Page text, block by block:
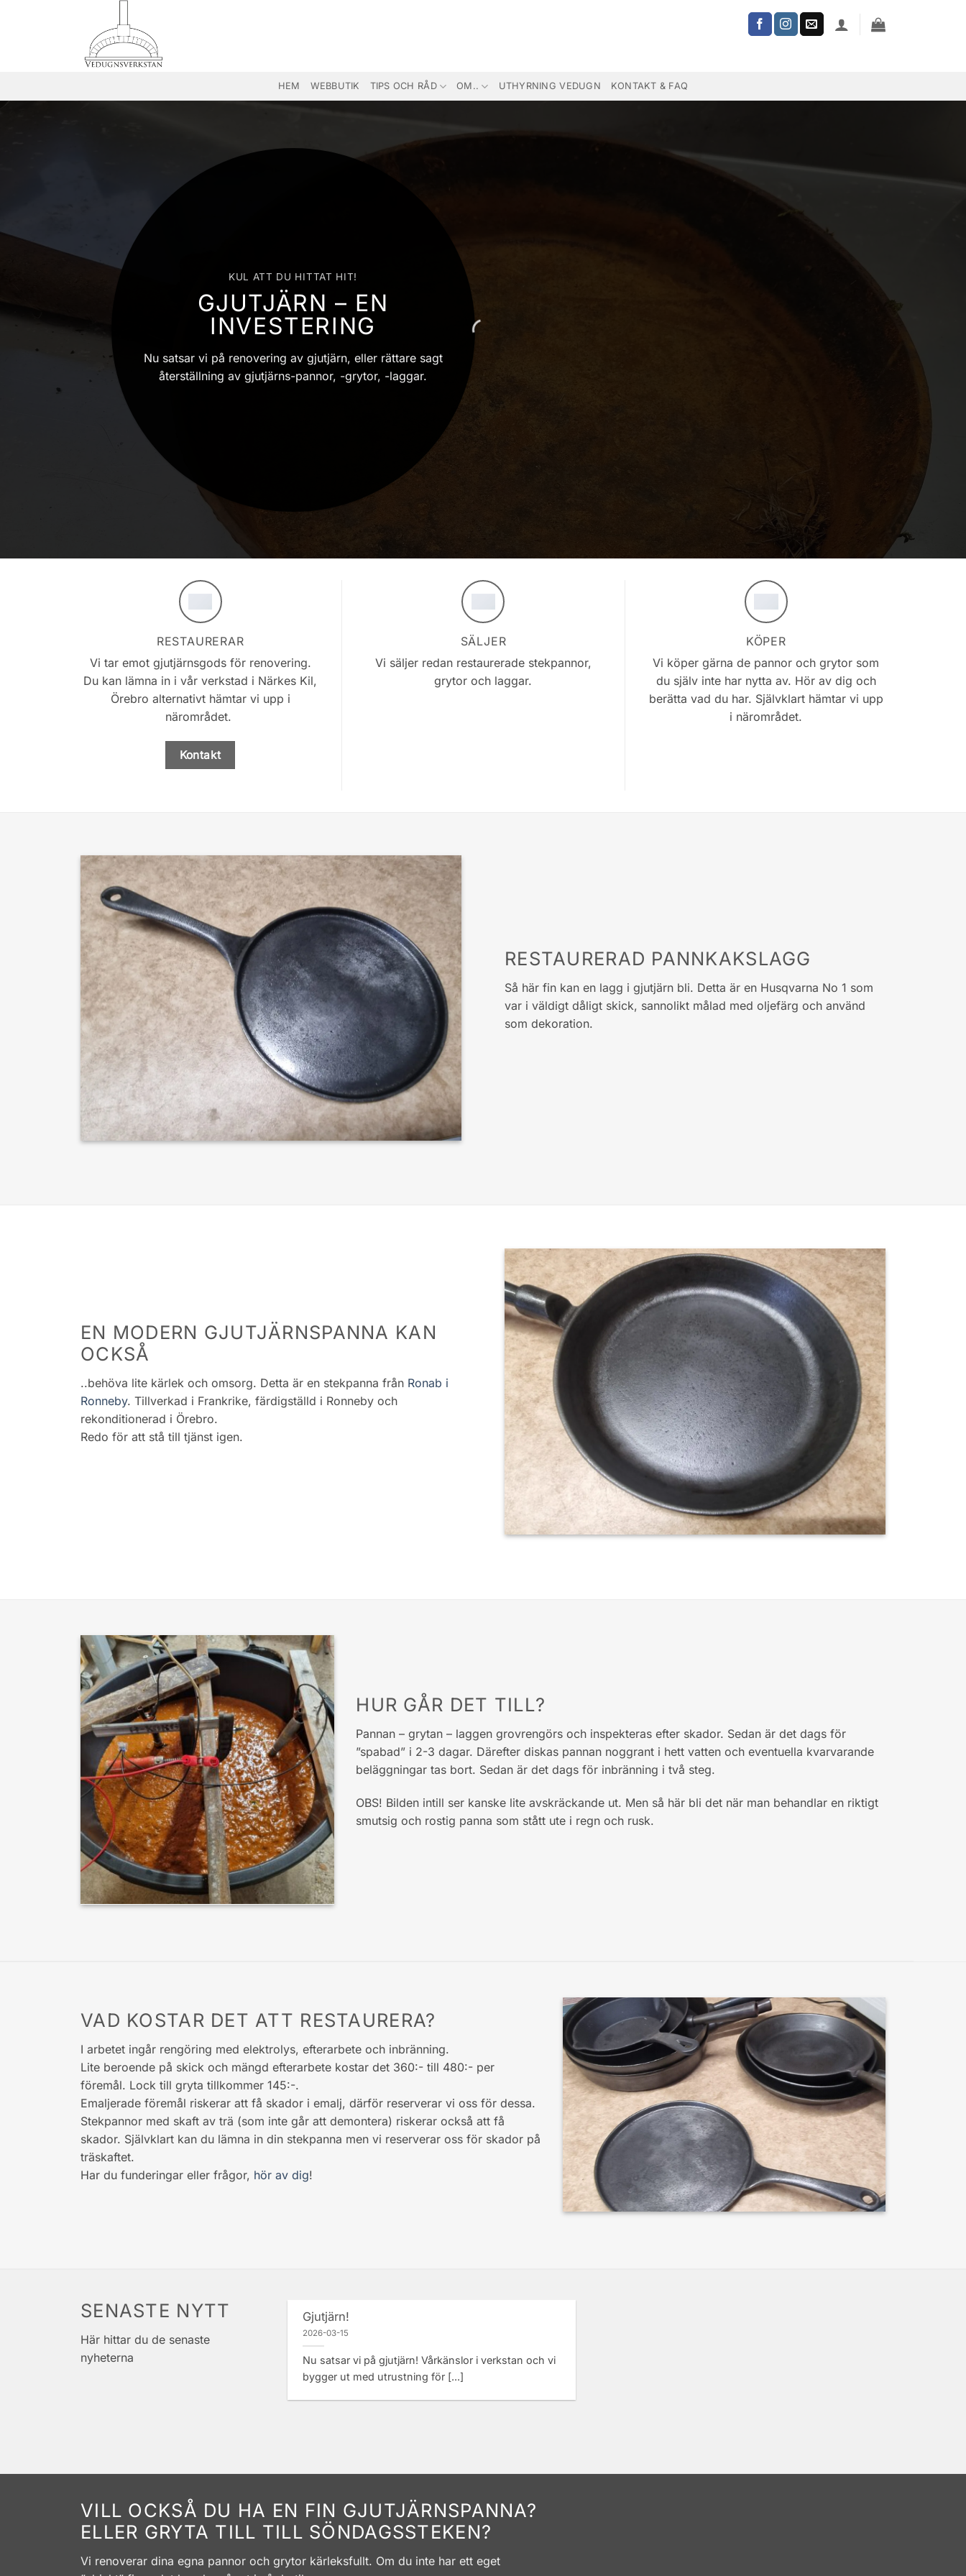
HEM WEBBUTIK TIPS OCH RÅD OM.. UTHYRNING VEDUGN KONTAKT & FAQ
KUL ATT DU HITTAT HIT!
GJUTJÄRN – EN
INVESTERING
Nu satsar vi på renovering av gjutjärn, eller rättare sagt
återställning av gjutjärns-pannor, -grytor, -laggar.
RESTAURERAR
Vi tar emot gjutjärnsgods för renovering.
Du kan lämna in i vår verkstad i Närkes Kil,
Örebro alternativt hämtar vi upp i
närområdet.
Kontakt
SÄLJER
Vi säljer redan restaurerade stekpannor,
grytor och laggar.
KÖPER
Vi köper gärna de pannor och grytor som
du själv inte har nytta av. Hör av dig och
berätta vad du har. Självklart hämtar vi upp
i närområdet.
RESTAURERAD PANNKAKSLAGG
Så här fin kan en lagg i gjutjärn bli. Detta är en Husqvarna No 1 som
var i väldigt dåligt skick, sannolikt målad med oljefärg och använd
som dekoration.
EN MODERN GJUTJÄRNSPANNA KAN
OCKSÅ
..behöva lite kärlek och omsorg. Detta är en stekpanna från Ronab i
Ronneby. Tillverkad i Frankrike, färdigställd i Ronneby och
rekonditionerad i Örebro.
Redo för att stå till tjänst igen.
HUR GÅR DET TILL?
Pannan – grytan – laggen grovrengörs och inspekteras efter skador. Sedan är det dags för
”spabad” i 2-3 dagar. Därefter diskas pannan noggrant i hett vatten och eventuella kvarvarande
beläggningar tas bort. Sedan är det dags för inbränning i två steg.
OBS! Bilden intill ser kanske lite avskräckande ut. Men så här bli det när man behandlar en riktigt
smutsig och rostig panna som stått ute i regn och rusk.
VAD KOSTAR DET ATT RESTAURERA?
I arbetet ingår rengöring med elektrolys, efterarbete och inbränning.
Lite beroende på skick och mängd efterarbete kostar det 360:- till 480:- per
föremål. Lock till gryta tillkommer 145:-.
Emaljerade föremål riskerar att få skador i emalj, därför reserverar vi oss för dessa.
Stekpannor med skaft av trä (som inte går att demontera) riskerar också att få
skador. Självklart kan du lämna in din stekpanna men vi reserverar oss för skador på
träskaftet.
Har du funderingar eller frågor, hör av dig!
SENASTE NYTT
Här hittar du de senaste
nyheterna
Gjutjärn!
2026-03-15
Nu satsar vi på gjutjärn! Vårkänslor i verkstan och vi
bygger ut med utrustning för [...]
VILL OCKSÅ DU HA EN FIN GJUTJÄRNSPANNA?
ELLER GRYTA TILL TILL SÖNDAGSSTEKEN?
Vi renoverar dina egna pannor och grytor kärleksfullt. Om du inte har ett eget